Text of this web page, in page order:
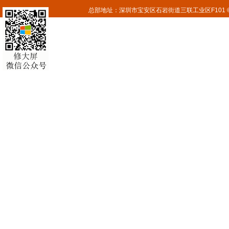
总部地址：深圳市宝安区石岩街道三联工业区